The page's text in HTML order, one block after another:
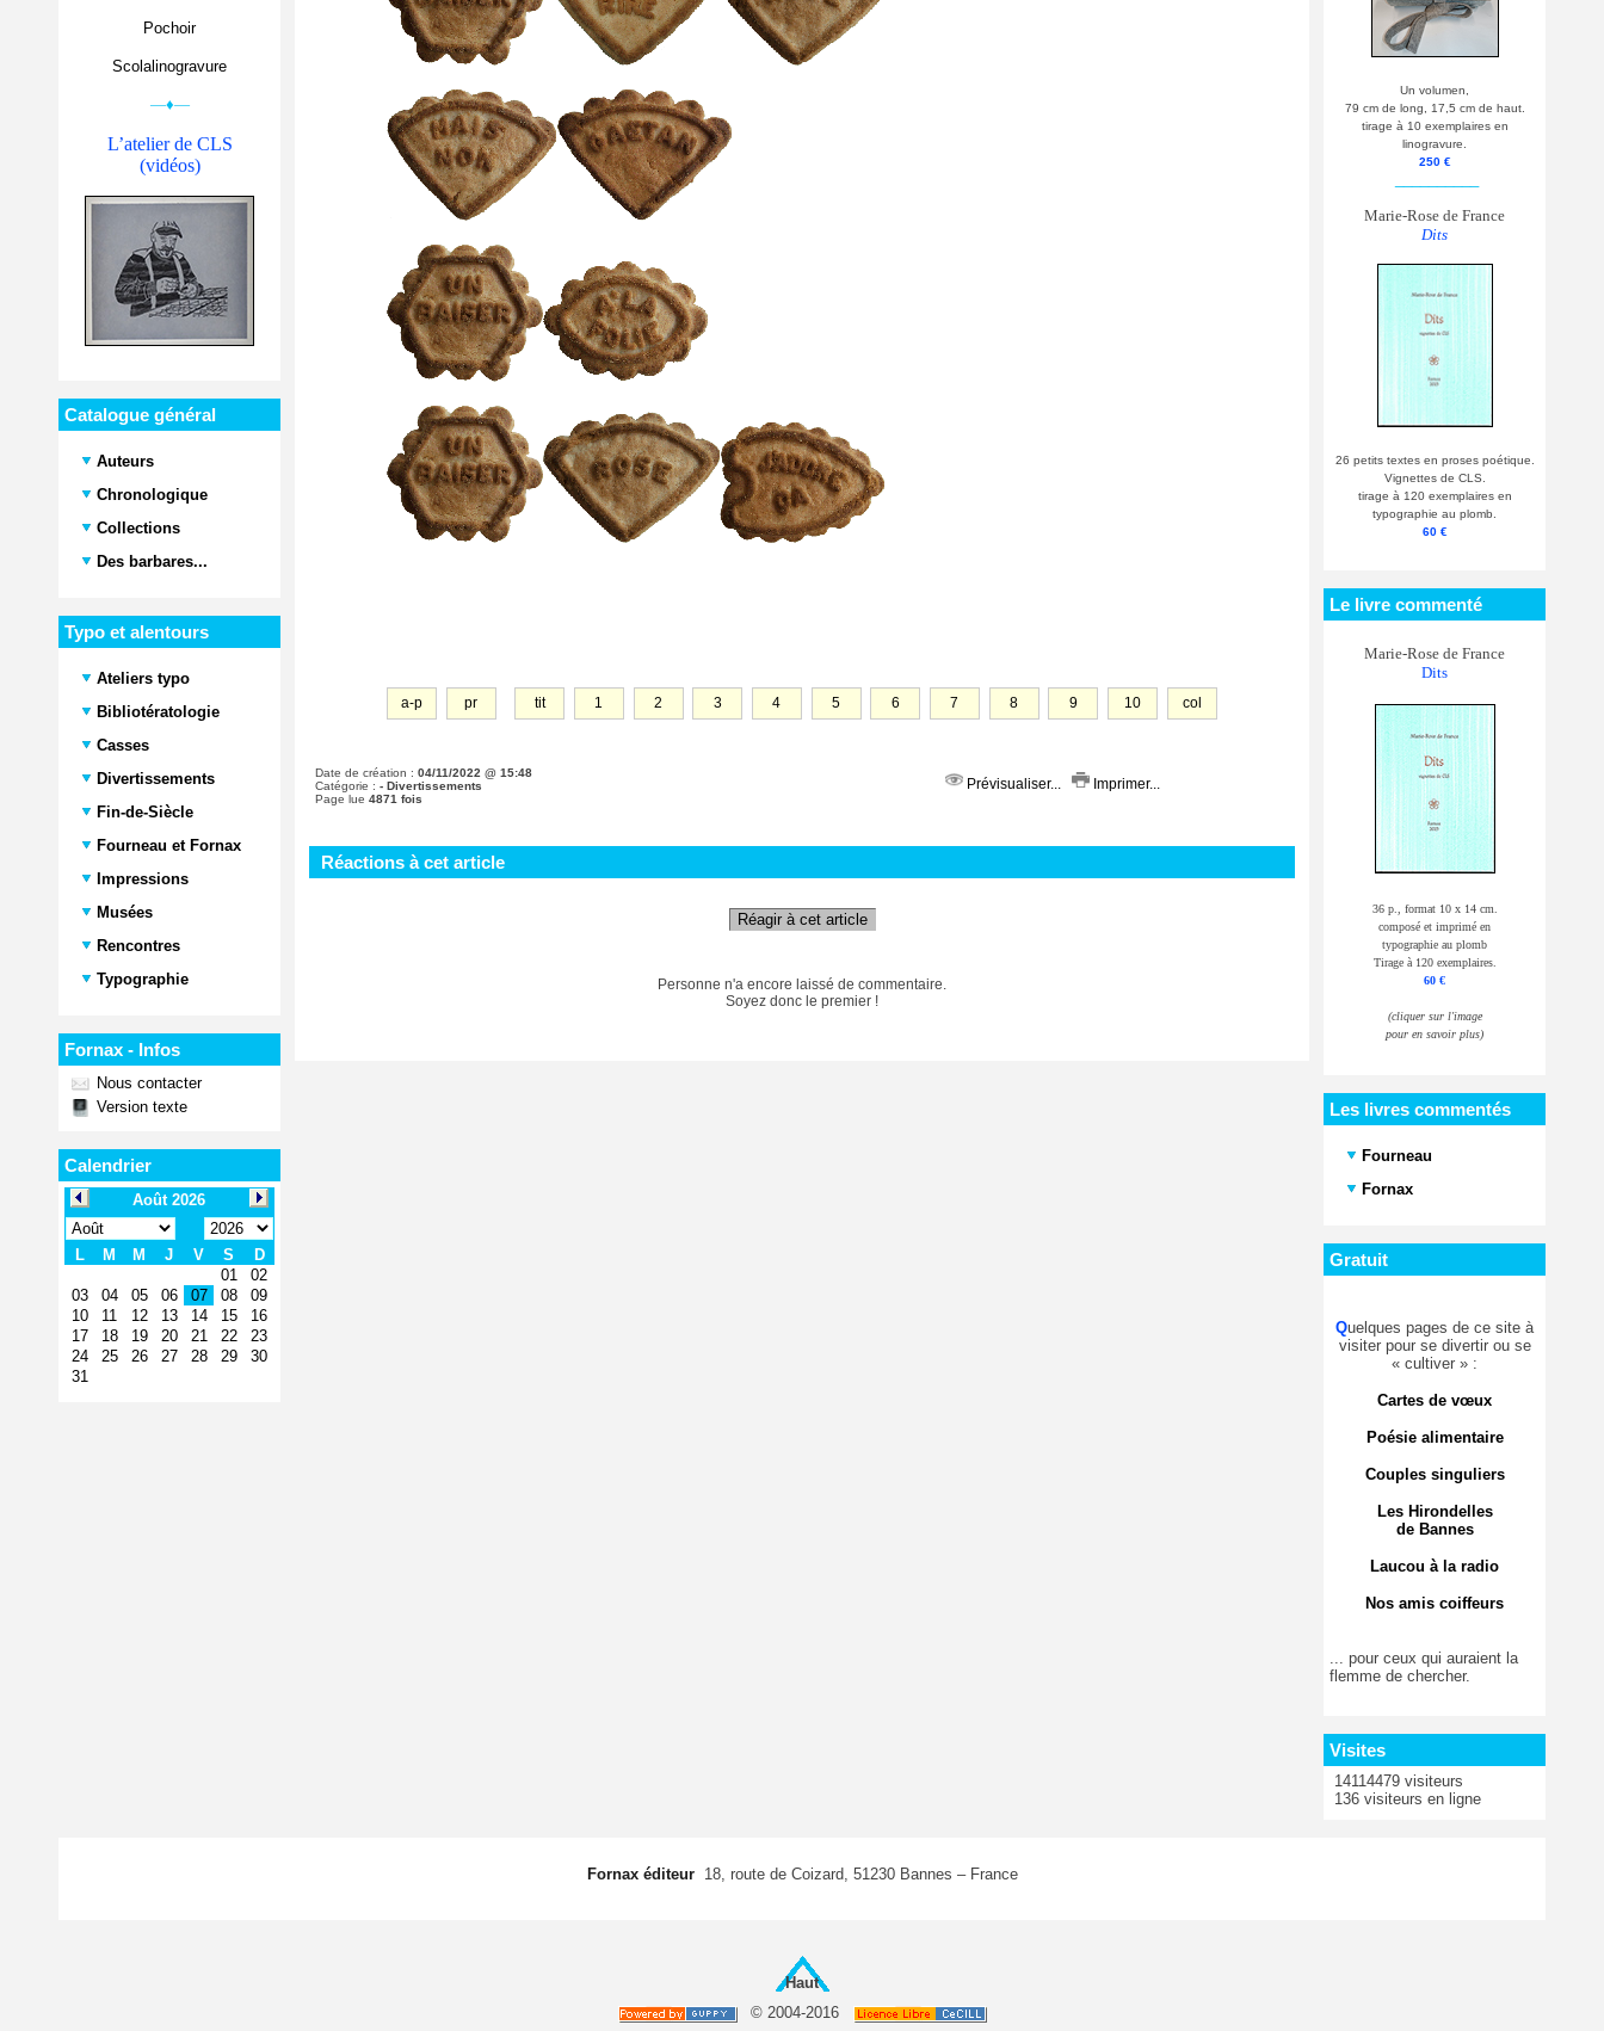
Pochoir
Scolalinogravure
—♦—
L’atelier de CLS
(vidéos)
Catalogue général
Auteurs
Chronologique
Collections
Des barbares...
Typo et alentours
Ateliers typo
Bibliotératologie
Casses
Divertissements
Fin-de-Siècle
Fourneau et Fornax
Impressions
Musées
Rencontres
Typographie
Fornax - Infos
Nous contacter
Version texte
Calendrier
a-p pr tit 1 2 3 4 5 6 7 8 9 10 col
Date de création : 04/11/2022 @ 15:48
Catégorie : - Divertissements
Page lue 4871 fois
Prévisualiser... Imprimer...
Réactions à cet article
Réagir à cet article
Personne n'a encore laissé de commentaire.
Soyez donc le premier !
Un volumen,
79 cm de long, 17,5 cm de haut.
tirage à 10 exemplaires en
linogravure.
250 €
Marie-Rose de France
Dits
26 petits textes en proses poétique.
Vignettes de CLS.
tirage à 120 exemplaires en
typographie au plomb.
60 €
Le livre commenté
Marie-Rose de France
Dits
36 p., format 10 x 14 cm.
composé et imprimé en
typographie au plomb
Tirage à 120 exemplaires.
60 €
(cliquer sur l'image
pour en savoir plus)
Les livres commentés
Fourneau
Fornax
Gratuit
Quelques pages de ce site à
visiter pour se divertir ou se
« cultiver » :
Cartes de vœux
Poésie alimentaire
Couples singuliers
Les Hirondelles
de Bannes
Laucou à la radio
Nos amis coiffeurs
... pour ceux qui auraient la
flemme de chercher.
Visites
14114479 visiteurs
136 visiteurs en ligne
Fornax éditeur 18, route de Coizard, 51230 Bannes – France
Haut
© 2004-2016